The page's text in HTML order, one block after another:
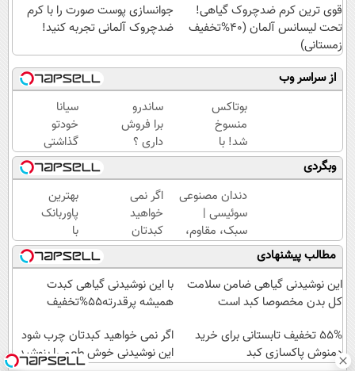
قوی ترین کرم ضدچروک گیاهی!
تحت لیسانس آلمان (40%تخفیف
زمستانی)
جوانسازی پوست صورت را با کرم
ضدچروک آلمانی تجربه کنید!
از سراسر وب
بوتاکس
منسوخ
شد! با
کرم
جوانساز
جلبک10،12سال
جوان
شو50%تخفیف
ساندرو
برا فروش
داری ؟
ما
خریداریم
، راحت
بفروشش
سیانا
خودتو
گذاشتی
برای
فروش؟
اینجا به
راحتی
بفروش
وبگردی
دندان مصنوعی
سوئیسی |
سبک، مقاوم،
طبیعی! ویزیت
رایگان+پرداخت
اقساطی😍
اگر نمی
خواهید
کبدتان
چرب
شود این
نوشیدنی
خوش
بنوشید
بهترین
پاوربانک
با
کمترین
قیمت❗
مطالب پیشنهادی
این نوشیدنی گیاهی ضامن سلامت
کل بدن مخصوصا کبد است
با این نوشیدنی گیاهی کبدت
همیشه پرقدرته55%تخفیف
55% تخفیف تابستانی برای خرید
دمنوش پاکسازی کبد
اگر نمی خواهید کبدتان چرب شود
این نوشیدنی خوش طعم را بنوشید